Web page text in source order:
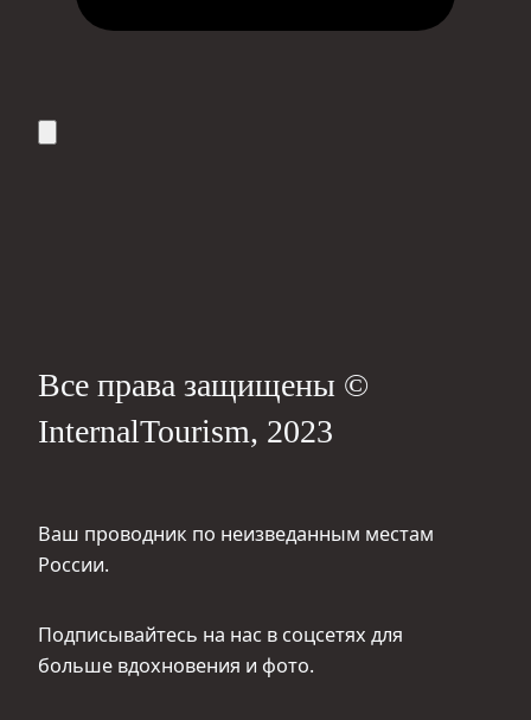
Все права защищены ©
InternalTourism, 2023
Ваш проводник по неизведанным местам
России.
Подписывайтесь на нас в соцсетях для
больше вдохновения и фото.